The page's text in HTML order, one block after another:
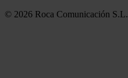
© 2026 Roca Comunicación S.L.